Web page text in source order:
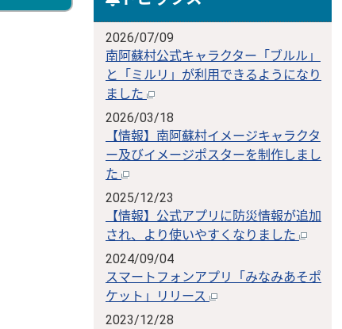
い
2026/07/09
南阿蘇村公式キャラクター「ブルル」
と「ミルリ」が利用できるようになり
ました
2026/03/18
【情報】南阿蘇村イメージキャラクタ
ー及びイメージポスターを制作しまし
た
2025/12/23
【情報】公式アプリに防災情報が追加
され、より使いやすくなりました
2024/09/04
スマートフォンアプリ「みなみあそポ
ケット」リリース
2023/12/28